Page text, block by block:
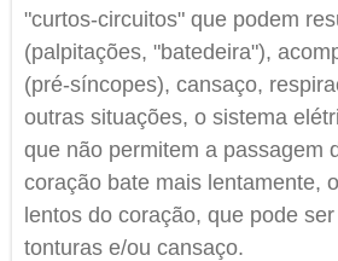
"curtos-circuitos" que podem
(palpitações, "batedeira"),
(pré-síncopes), cansaço,
outras situações, o sistema
que não permitem a passagem
coração bate mais lentamente,
lentos do coração, que pode
tonturas e/ou cansaço.